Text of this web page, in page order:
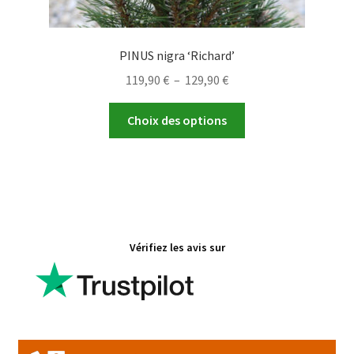
PINUS nigra ‘Richard’
119,90 € – 129,90 €Plage
de
119,90 €
Choix des options
Vérifiez les avis sur